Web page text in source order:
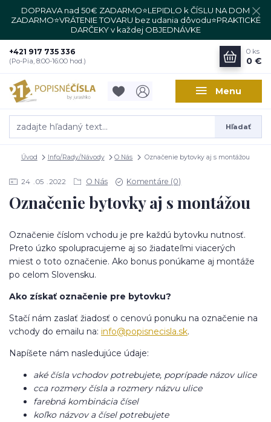
DOPRAVA nad 50€ ZADARMO⭐LEPIDLO k ČÍSLU NA DOM
ZADARMO⭐VRÁTENIE TOVARU bez udania dôvodu⭐PRAKTICKÉ
DARČEKY v každej OBJEDNÁVKE
Menu
Hľadať
+421 917 735 336
(Po-Pia, 8:00-16:00 hod.)
0 ks
0 €
Úvod Info/Rady/Návody O Nás Označenie bytovky aj s montážou
24 05 2022 O Nás Komentáre (0)
Označenie bytovky aj s montážou
Označenie číslom vchodu je pre každú bytovku nutnosť.
Preto úzko spolupracujeme aj so žiadateľmi viacerých
miest o toto označenie. Ako bonus ponúkame aj montáže
po celom Slovensku.
Ako získať označenie pre bytovku?
Stačí nám zaslať žiadosť o cenovú ponuku na označenie na
vchody do emailu na: info@popisnecisla.sk.
Napíšete nám nasledujúce údaje:
aké čísla vchodov potrebujete, poprípade názov ulice
cca rozmery čísla a rozmery názvu ulice
farebná kombinácia čísel
koľko názvov a čísel potrebujete